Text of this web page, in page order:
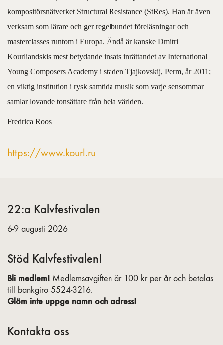
kompositörsnätverket Structural Resistance (StRes). Han är även
verksam som lärare och ger regelbundet föreläsningar och
masterclasses runtom i Europa. Ändå är kanske Dmitri
Kourliandskis mest betydande insats inrättandet av International
Young Composers Academy i staden Tjajkovskij, Perm, år 2011;
en viktig institution i rysk samtida musik som varje sensommar
samlar lovande tonsättare från hela världen.
Fredrica Roos
https://www.kourl.ru
22:a Kalvfestivalen
6-9 augusti 2026
Stöd Kalvfestivalen!
Bli medlem! Medlemsavgiften är 100 kr per år och betalas
till bankgiro 5524-3216.
Glöm inte uppge namn och adress!
Kontakta oss